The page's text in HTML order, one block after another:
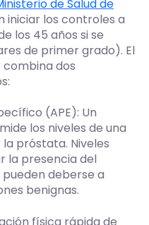
de Salud de
iniciar los controles a
los 45 años si se
de primer grado). El
dos
(APE): Un
los niveles de una
próstata. Niveles
la presencia del
deberse a
benignas.
física rápida de